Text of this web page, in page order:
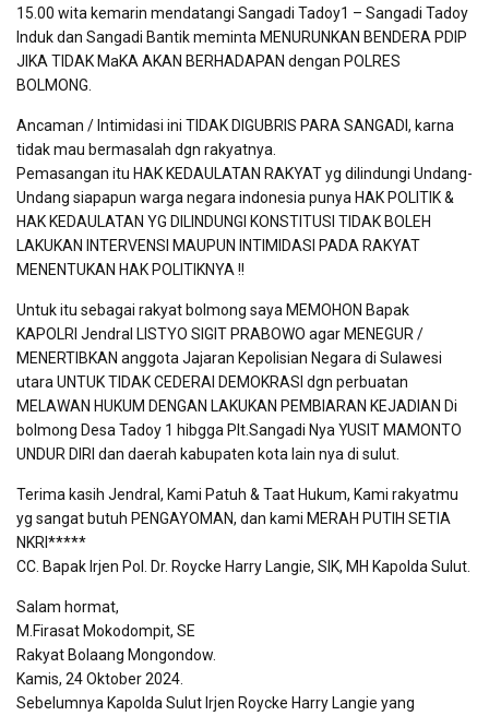
15.00 wita kemarin mendatangi Sangadi Tadoy1 – Sangadi Tadoy
Induk dan Sangadi Bantik meminta MENURUNKAN BENDERA PDIP
JIKA TIDAK MaKA AKAN BERHADAPAN dengan POLRES
BOLMONG.
Ancaman / Intimidasi ini TIDAK DIGUBRIS PARA SANGADI, karna
tidak mau bermasalah dgn rakyatnya.
Pemasangan itu HAK KEDAULATAN RAKYAT yg dilindungi Undang-
Undang siapapun warga negara indonesia punya HAK POLITIK &
HAK KEDAULATAN YG DILINDUNGI KONSTITUSI TIDAK BOLEH
LAKUKAN INTERVENSI MAUPUN INTIMIDASI PADA RAKYAT
MENENTUKAN HAK POLITIKNYA !!
Untuk itu sebagai rakyat bolmong saya MEMOHON Bapak
KAPOLRI Jendral LISTYO SIGIT PRABOWO agar MENEGUR /
MENERTIBKAN anggota Jajaran Kepolisian Negara di Sulawesi
utara UNTUK TIDAK CEDERAI DEMOKRASI dgn perbuatan
MELAWAN HUKUM DENGAN LAKUKAN PEMBIARAN KEJADIAN Di
bolmong Desa Tadoy 1 hibgga Plt.Sangadi Nya YUSIT MAMONTO
UNDUR DIRI dan daerah kabupaten kota lain nya di sulut.
Terima kasih Jendral, Kami Patuh & Taat Hukum, Kami rakyatmu
yg sangat butuh PENGAYOMAN, dan kami MERAH PUTIH SETIA
NKRI*****
CC. Bapak Irjen Pol. Dr. Roycke Harry Langie, SIK, MH Kapolda Sulut.
Salam hormat,
M.Firasat Mokodompit, SE
Rakyat Bolaang Mongondow.
Kamis, 24 Oktober 2024.
Sebelumnya Kapolda Sulut Irjen Roycke Harry Langie yang